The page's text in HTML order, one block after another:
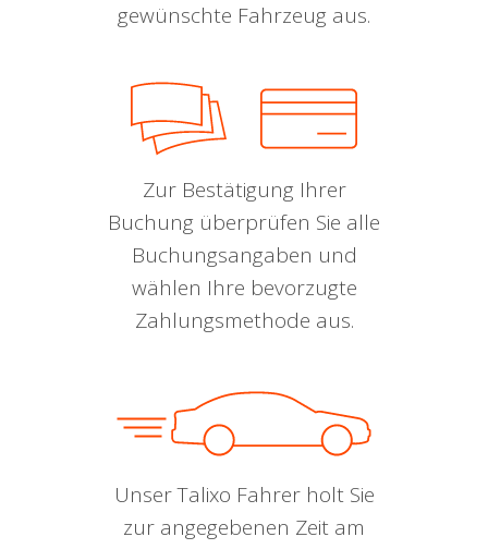
gewünschte Fahrzeug aus.
Zur Bestätigung Ihrer
Buchung überprüfen Sie alle
Buchungsangaben und
wählen Ihre bevorzugte
Zahlungsmethode aus.
Unser Talixo Fahrer holt Sie
zur angegebenen Zeit am